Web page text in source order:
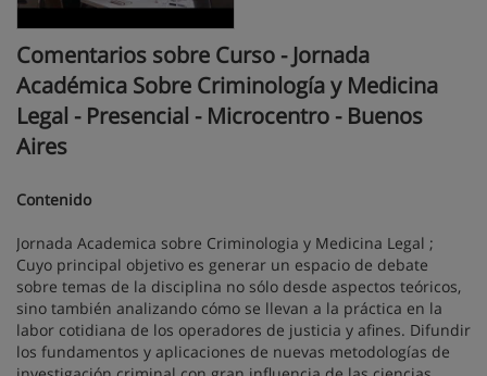
Comentarios sobre Curso - Jornada
Académica Sobre Criminología y Medicina
Legal - Presencial - Microcentro - Buenos
Aires
Contenido
Jornada Academica sobre Criminologia y Medicina Legal ;
Cuyo principal objetivo es generar un espacio de debate
sobre temas de la disciplina no sólo desde aspectos teóricos,
sino también analizando cómo se llevan a la práctica en la
labor cotidiana de los operadores de justicia y afines. Difundir
los fundamentos y aplicaciones de nuevas metodologías de